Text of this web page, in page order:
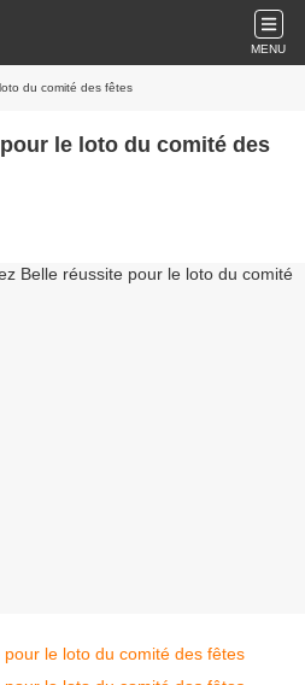
MENU
du comité des fêtes
le loto du comité des